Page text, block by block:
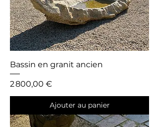
Bassin en granit ancien
Prix
2 800,00 €
Ajouter au panier